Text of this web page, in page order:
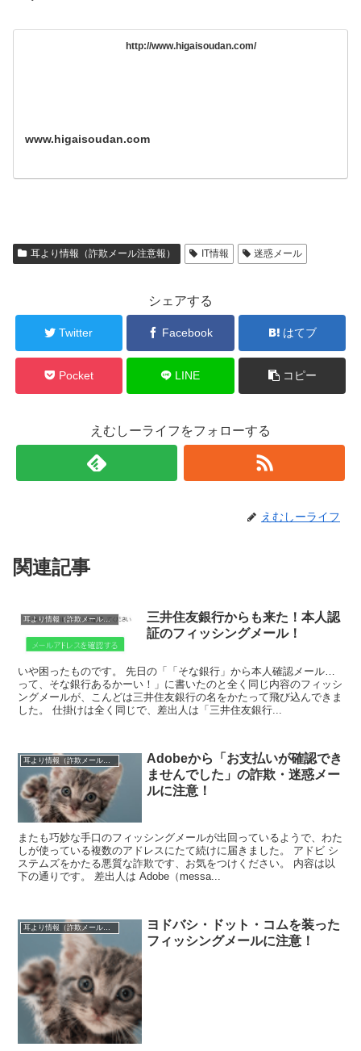
http://www.higaisoudan.com/
www.higaisoudan.com
耳より情報（詐欺メール注意報） IT情報 迷惑メール
シェアする
Twitter Facebook はてブ
Pocket LINE コピー
えむしーライフをフォローする
えむしーライフ
関連記事
耳より情報（詐欺メール注意報）
三井住友銀行からも来た！本人認
証のフィッシングメール！
いや困ったものです。 先日の「「そな銀行」から本人確認メール…
って、そな銀行あるかーい！」に書いたのと全く同じ内容のフィッシ
ングメールが、こんどは三井住友銀行の名をかたって飛び込んできま
した。 仕掛けは全く同じで、差出人は「三井住友銀行...
耳より情報（詐欺メール注意報）
Adobeから「お支払いが確認でき
ませんでした」の詐欺・迷惑メー
ルに注意！
またも巧妙な手口のフィッシングメールが出回っているようで、わた
しが使っている複数のアドレスにたて続けに届きました。 アドビ シ
ステムズをかたる悪質な詐欺です、お気をつけください。 内容は以
下の通りです。 差出人は Adobe（messa...
耳より情報（詐欺メール注意報）
ヨドバシ・ドット・コムを装った
フィッシングメールに注意！